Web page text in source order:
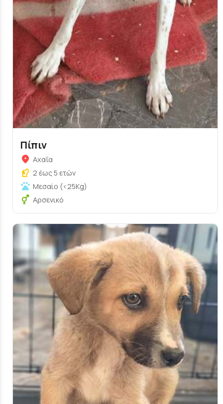
Πίπιν
Αχαΐα
2 έως 5 ετών
Μεσαίο (<25Kg)
Αρσενικό